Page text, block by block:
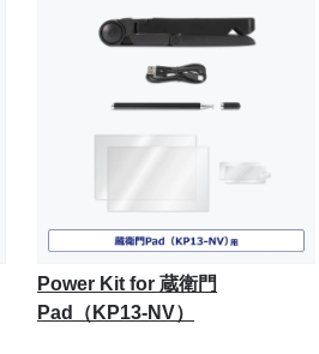
Power Kit for 蔵衛門
Pad（KP13-NV）